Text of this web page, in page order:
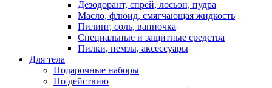
Дезодорант, спрей, лосьон, пудра
Масло, флюид, смягчающая жидкость
Пилинг, соль, ванночка
Специальные и защитные средства
Пилки, пемзы, аксессуары
Для тела
Подарочные наборы
По действию